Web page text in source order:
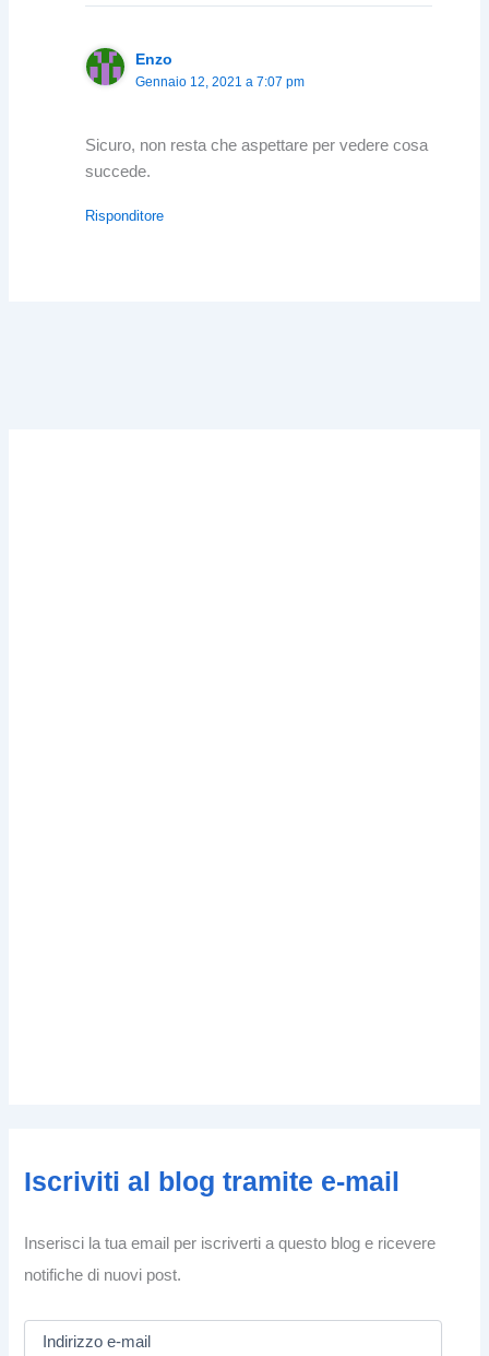
Enzo
Gennaio 12, 2021 a 7:07 pm
Sicuro, non resta che aspettare per vedere cosa
succede.
Risponditore
Iscriviti al blog tramite e-mail
Inserisci la tua email per iscriverti a questo blog e ricevere
notifiche di nuovi post.